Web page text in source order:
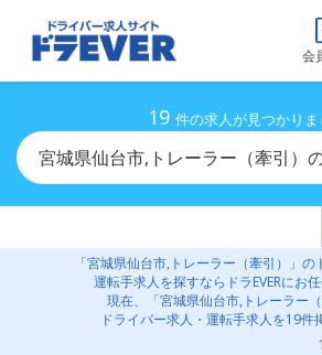
会
19 件の求人が見つかりま
宮城県仙台市,トレーラー（牽引）
「宮城県仙台市,トレーラー（牽引）」の
運転手求人を探すならドラEVERにお
現在、「宮城県仙台市,トレーラー
ドライバー求人・運転手求人を19件